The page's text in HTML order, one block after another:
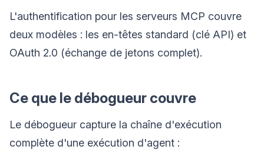
L'authentification pour les serveurs MCP couvre
deux modèles : les en-têtes standard (clé API) et
OAuth 2.0 (échange de jetons complet).
Ce que le débogueur couvre
Le débogueur capture la chaîne d'exécution
complète d'une exécution d'agent :